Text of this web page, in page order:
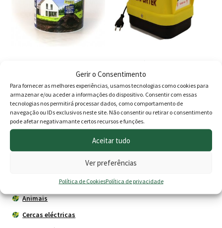
Gerir o Consentimento
Para fornecer as melhores experiências, usamos tecnologias como cookies para
armazenar e/ou aceder a informações do dispositivo. Consentir com essas
tecnologias nos permitirá processar dados, como comportamento de
navegação ou IDs exclusivos neste site. Não consentir ou retirar o consentimento
pode afetar negativamante certos recursos e funções.
Aceitar tudo
Ver preferências
Política de CookiesPolítica de privacidade
10.50€O
preço
original
10.50 €.
9.80€O
preço
atual
é:
9.80 €.
Adicionar
Cerca Eléctrica Confortek
7000 7jouls 230v
215.00€O
preço
170.00€O
Adicionar
Animais
Cercas eléctricas